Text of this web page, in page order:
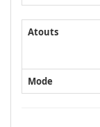
Atouts
Mode